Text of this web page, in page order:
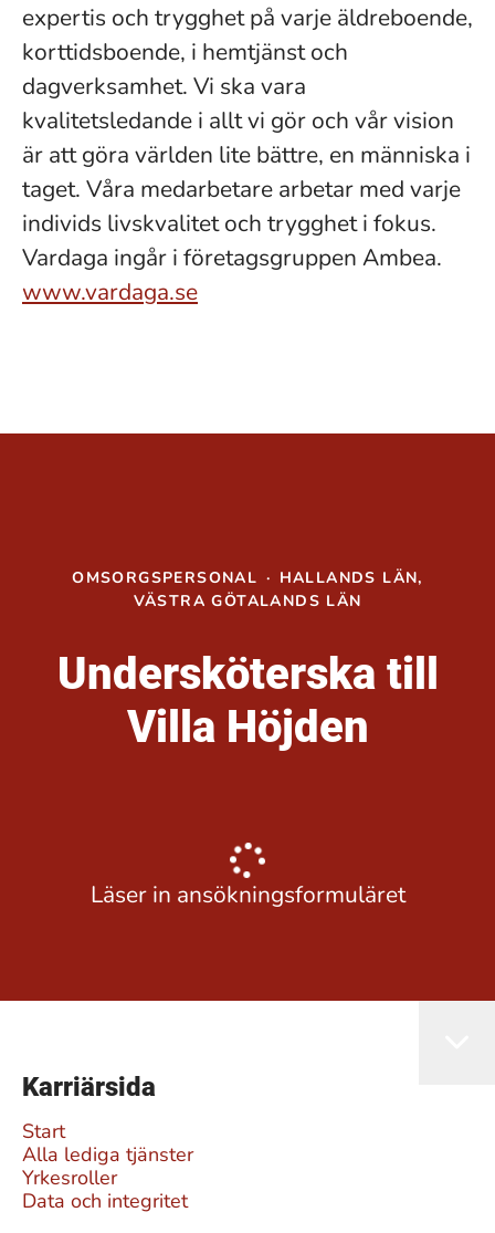
expertis och trygghet på varje äldreboende,
korttidsboende, i hemtjänst och
dagverksamhet. Vi ska vara
kvalitetsledande i allt vi gör och vår vision
är att göra världen lite bättre, en människa i
taget. Våra medarbetare arbetar med varje
individs livskvalitet och trygghet i fokus.
Vardaga ingår i företagsgruppen Ambea.
www.vardaga.se
OMSORGSPERSONAL · HALLANDS LÄN,
VÄSTRA GÖTALANDS LÄN
Undersköterska till
Villa Höjden
Läser in ansökningsformuläret
Karriärsida
Start
Alla lediga tjänster
Yrkesroller
Data och integritet